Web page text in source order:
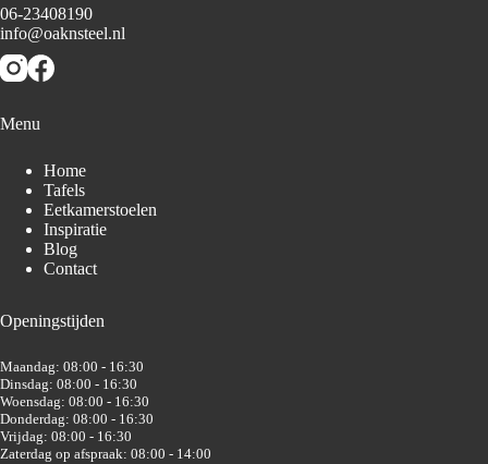
06-23408190
info@oaknsteel.nl
Menu
Home
Tafels
Eetkamerstoelen
Inspiratie
Blog
Contact
Openingstijden
Maandag: 08:00 - 16:30
Dinsdag: 08:00 - 16:30
Woensdag: 08:00 - 16:30
Donderdag: 08:00 - 16:30
Vrijdag: 08:00 - 16:30
Zaterdag op afspraak: 08:00 - 14:00